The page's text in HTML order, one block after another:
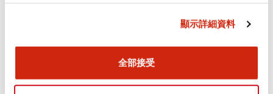
顯示詳細資料
全部接受
Flush Silhouette LW系列 控制元件 (英文版)